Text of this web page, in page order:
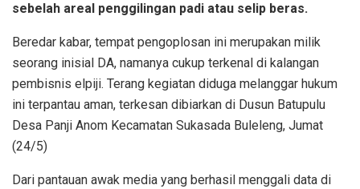
sebelah areal penggilingan padi atau selip beras.
Beredar kabar, tempat pengoplosan ini merupakan milik
seorang inisial DA, namanya cukup terkenal di kalangan
pembisnis elpiji. Terang kegiatan diduga melanggar hukum
ini terpantau aman, terkesan dibiarkan di Dusun Batupulu
Desa Panji Anom Kecamatan Sukasada Buleleng, Jumat
(24/5)
Dari pantauan awak media yang berhasil menggali data di